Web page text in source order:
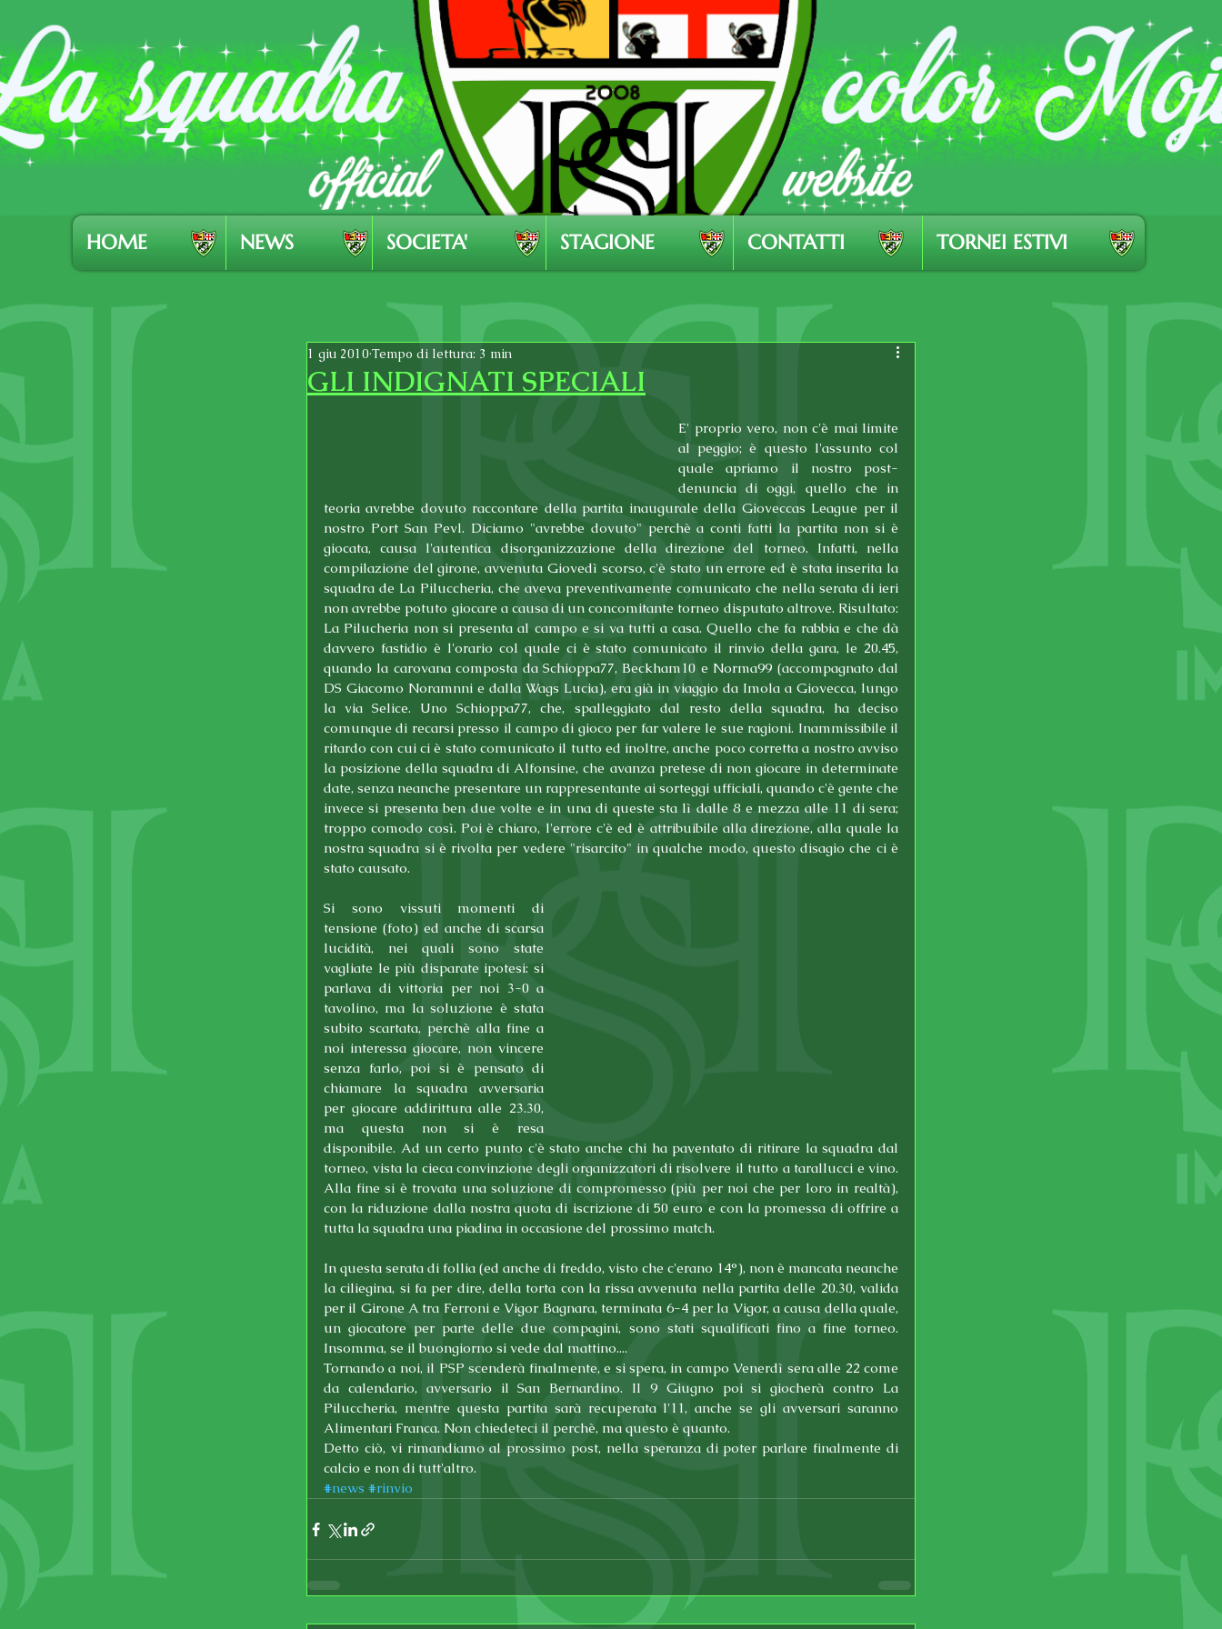
HOME NEWS SOCIETA' STAGIONE CONTATTI TORNEI ESTIVI
GLI INDIGNATI SPECIALI
1 giu 2010 Tempo di lettura: 3 min
E' proprio vero, non c'è mai limite
al peggio; è questo l'assunto col
quale apriamo il nostro post-
denuncia di oggi, quello che in
teoria avrebbe dovuto raccontare della partita inaugurale della Gioveccas League per il
nostro Port San Pevl. Diciamo "avrebbe dovuto" perchè a conti fatti la partita non si è
giocata, causa l'autentica disorganizzazione della direzione del torneo. Infatti, nella
compilazione del girone, avvenuta Giovedì scorso, c'è stato un errore ed è stata inserita la
squadra de La Piluccheria, che aveva preventivamente comunicato che nella serata di ieri
non avrebbe potuto giocare a causa di un concomitante torneo disputato altrove. Risultato:
La Pilucheria non si presenta al campo e si va tutti a casa. Quello che fa rabbia e che dà
davvero fastidio è l'orario col quale ci è stato comunicato il rinvio della gara, le 20.45,
quando la carovana composta da Schioppa77, Beckham10 e Norma99 (accompagnato dal
DS Giacomo Noramnni e dalla Wags Lucia), era già in viaggio da Imola a Giovecca, lungo
la via Selice. Uno Schioppa77, che, spalleggiato dal resto della squadra, ha deciso
comunque di recarsi presso il campo di gioco per far valere le sue ragioni. Inammissibile il
ritardo con cui ci è stato comunicato il tutto ed inoltre, anche poco corretta a nostro avviso
la posizione della squadra di Alfonsine, che avanza pretese di non giocare in determinate
date, senza neanche presentare un rappresentante ai sorteggi ufficiali, quando c'è gente che
invece si presenta ben due volte e in una di queste sta lì dalle 8 e mezza alle 11 di sera;
troppo comodo così. Poi è chiaro, l'errore c'è ed è attribuibile alla direzione, alla quale la
nostra squadra si è rivolta per vedere "risarcito" in qualche modo, questo disagio che ci è
stato causato.
Si sono vissuti momenti di
tensione (foto) ed anche di scarsa
lucidità, nei quali sono state
vagliate le più disparate ipotesi: si
parlava di vittoria per noi 3-0 a
tavolino, ma la soluzione è stata
subito scartata, perchè alla fine a
noi interessa giocare, non vincere
senza farlo, poi si è pensato di
chiamare la squadra avversaria
per giocare addirittura alle 23.30,
ma questa non si è resa
disponibile. Ad un certo punto c'è stato anche chi ha paventato di ritirare la squadra dal
torneo, vista la cieca convinzione degli organizzatori di risolvere il tutto a tarallucci e vino.
Alla fine si è trovata una soluzione di compromesso (più per noi che per loro in realtà),
con la riduzione dalla nostra quota di iscrizione di 50 euro e con la promessa di offrire a
tutta la squadra una piadina in occasione del prossimo match.
In questa serata di follia (ed anche di freddo, visto che c'erano 14°), non è mancata neanche
la ciliegina, si fa per dire, della torta con la rissa avvenuta nella partita delle 20.30, valida
per il Girone A tra Ferroni e Vigor Bagnara, terminata 6-4 per la Vigor, a causa della quale,
un giocatore per parte delle due compagini, sono stati squalificati fino a fine torneo.
Insomma, se il buongiorno si vede dal mattino....
Tornando a noi, il PSP scenderà finalmente, e si spera, in campo Venerdì sera alle 22 come
da calendario, avversario il San Bernardino. Il 9 Giugno poi si giocherà contro La
Piluccheria, mentre questa partita sarà recuperata l'11, anche se gli avversari saranno
Alimentari Franca. Non chiedeteci il perchè, ma questo è quanto.
Detto ciò, vi rimandiamo al prossimo post, nella speranza di poter parlare finalmente di
calcio e non di tutt'altro.
#news #rinvio